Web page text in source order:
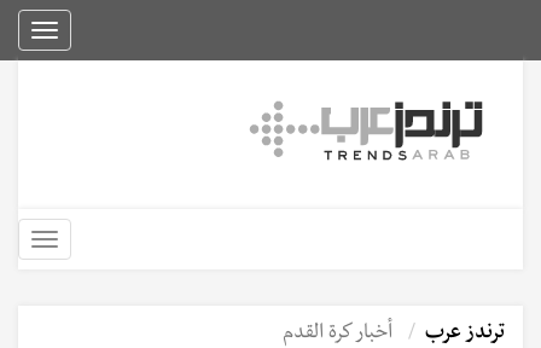
Toggle
Toggle
ترندز عرب أخبار كرة القدم